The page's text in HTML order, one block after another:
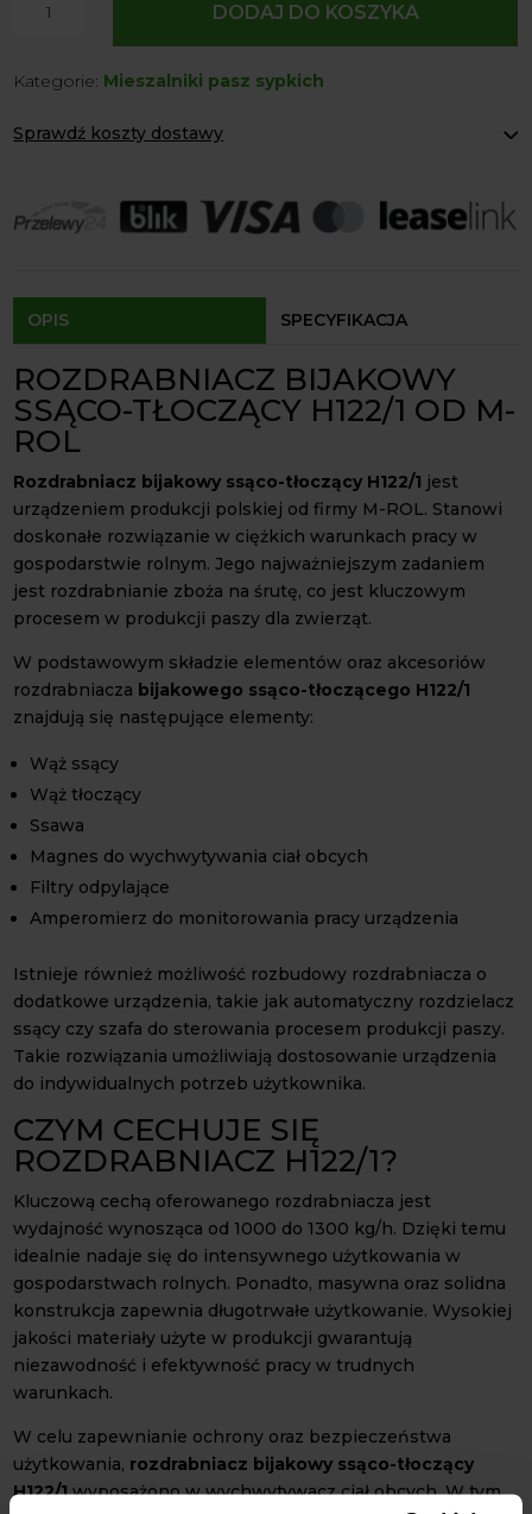
ssąco–
H122/1
15kW
DODAJ DO KOSZYKA
Kategorie: Mieszalniki pasz sypkich
Sprawdź koszty dostawy
Agrol transport: 200 zł
Agrol transport gabaryty: ustalane indywidualnie
Dostępność form dostawy i ceny uzależniona od produktu.
OPIS SPECYFIKACJA
ROZDRABNIACZ BIJAKOWY
SSĄCO-TŁOCZĄCY H122/1 OD M-
ROL
Rozdrabniacz bijakowy ssąco-tłoczący H122/1 jest
urządzeniem produkcji polskiej od firmy M-ROL. Stanowi
doskonałe rozwiązanie w ciężkich warunkach pracy w
gospodarstwie rolnym. Jego najważniejszym zadaniem
jest rozdrabnianie zboża na śrutę, co jest kluczowym
procesem w produkcji paszy dla zwierząt.
W podstawowym składzie elementów oraz akcesoriów
rozdrabniacza bijakowego ssąco-tłoczącego H122/1
znajdują się następujące elementy:
Wąż ssący
Wąż tłoczący
Ssawa
Magnes do wychwytywania ciał obcych
Filtry odpylające
Amperomierz do monitorowania pracy urządzenia
Istnieje również możliwość rozbudowy rozdrabniacza o
dodatkowe urządzenia, takie jak automatyczny rozdzielacz
ssący czy szafa do sterowania procesem produkcji paszy.
Takie rozwiązania umożliwiają dostosowanie urządzenia
do indywidualnych potrzeb użytkownika.
CZYM CECHUJE SIĘ
ROZDRABNIACZ H122/1?
Kluczową cechą oferowanego rozdrabniacza jest
wydajność wynosząca od 1000 do 1300 kg/h. Dzięki temu
idealnie nadaje się do intensywnego użytkowania w
gospodarstwach rolnych. Ponadto, masywna oraz solidna
konstrukcja zapewnia długotrwałe użytkowanie. Wysokiej
jakości materiały użyte w produkcji gwarantują
niezawodność i efektywność pracy w trudnych
warunkach.
W celu zapewnianie ochrony oraz bezpieczeństwa
użytkowania, rozdrabniacz bijakowy ssąco-tłoczący
H122/1wyposażono w wychwytywacz ciał obcych. W tym